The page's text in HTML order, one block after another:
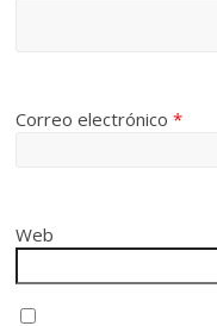
Correo electrónico*
Web